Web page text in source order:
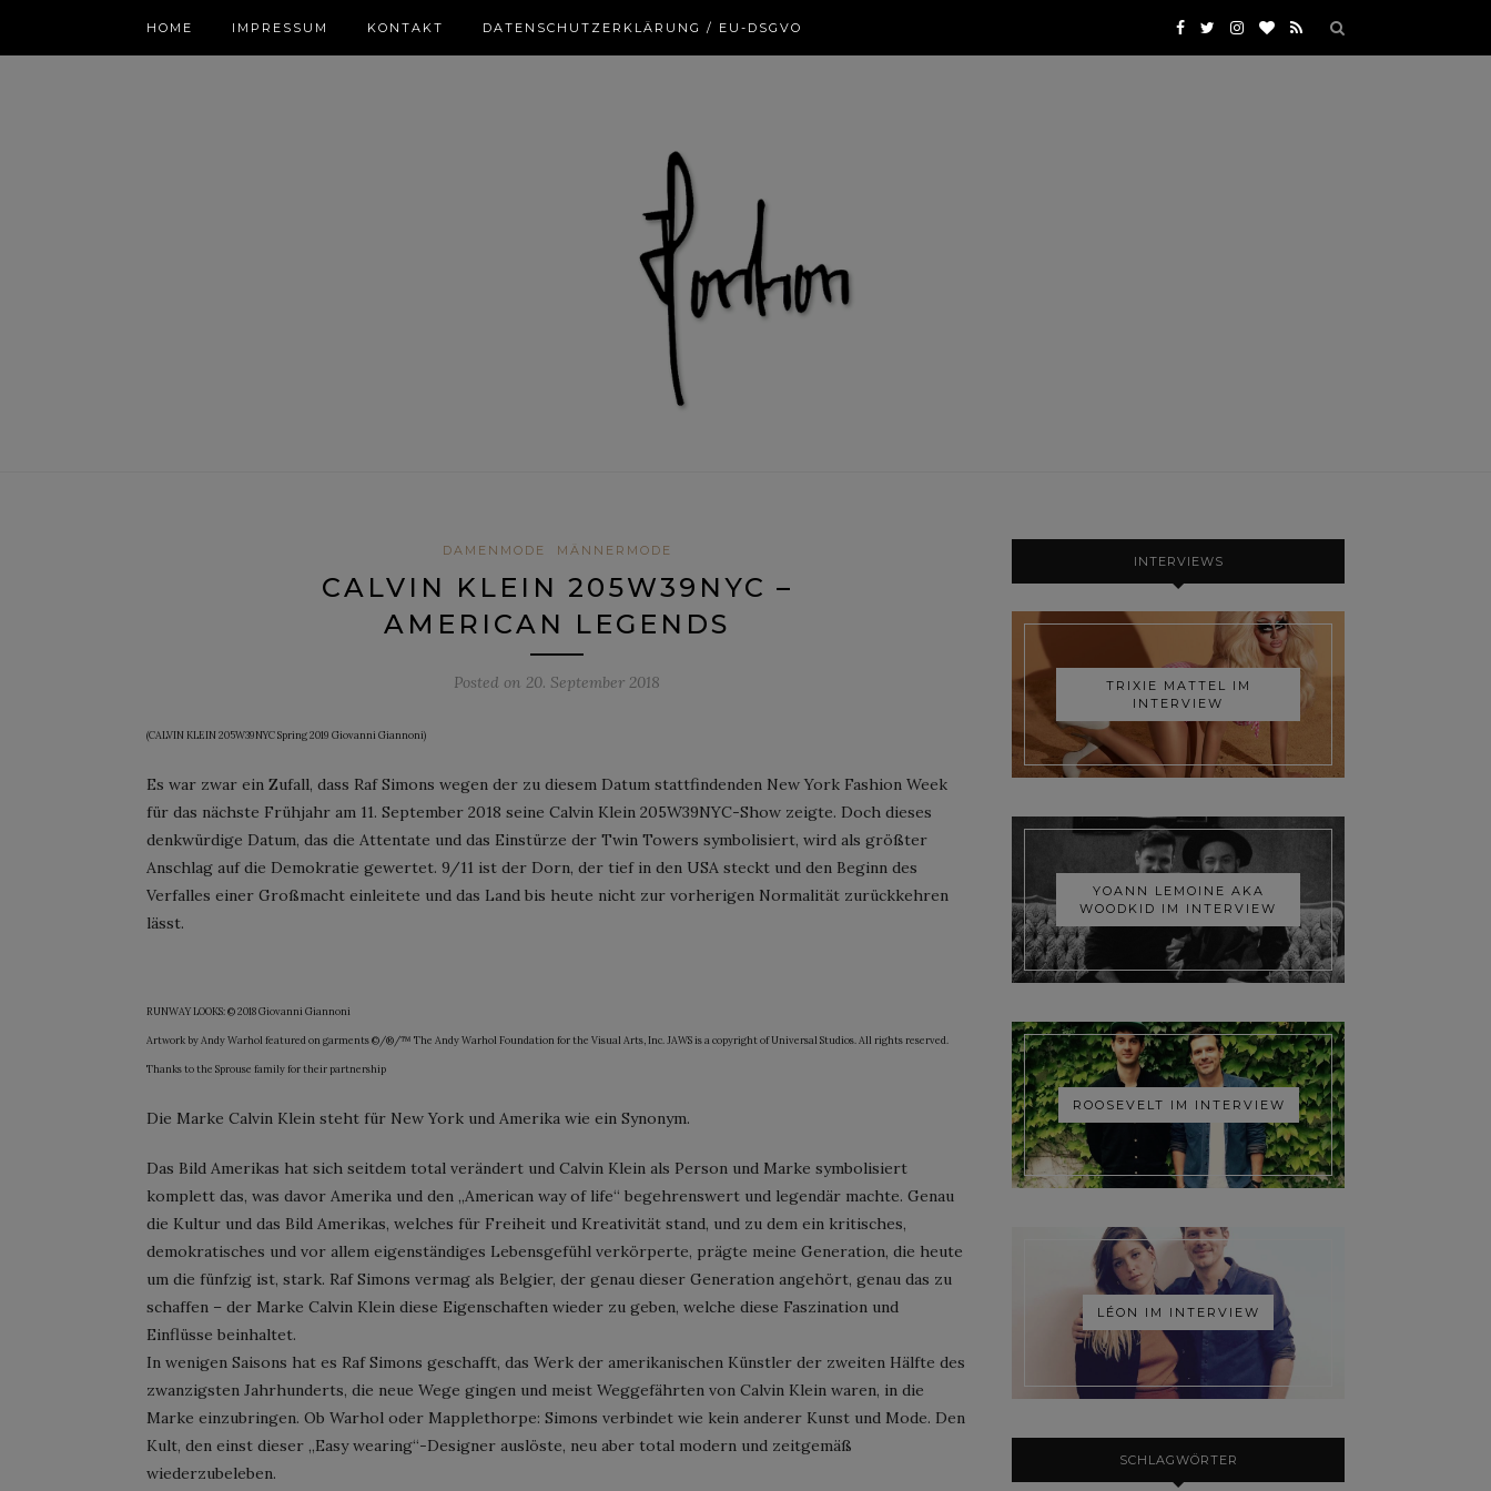
HOME IMPRESSUM KONTAKT DATENSCHUTZERKLÄRUNG / EU-DSGVO
DAMENMODE MÄNNERMODE
CALVIN KLEIN 205W39NYC –
AMERICAN LEGENDS
Posted on 20. September 2018
(CALVIN KLEIN 205W39NYC Spring 2019 Giovanni Giannoni)
Es war zwar ein Zufall, dass Raf Simons wegen der zu diesem Datum stattfindenden New York Fashion Week
für das nächste Frühjahr am 11. September 2018 seine Calvin Klein 205W39NYC-Show zeigte. Doch dieses
denkwürdige Datum, das die Attentate und das Einstürze der Twin Towers symbolisiert, wird als größter
Anschlag auf die Demokratie gewertet. 9/11 ist der Dorn, der tief in den USA steckt und den Beginn des
Verfalles einer Großmacht einleitete und das Land bis heute nicht zur vorherigen Normalität zurückkehren
lässt.
RUNWAY LOOKS: © 2018 Giovanni Giannoni
Artwork by Andy Warhol featured on garments ©/®/™ The Andy Warhol Foundation for the Visual Arts, Inc. JAWS is a copyright of Universal Studios. All rights reserved.
Thanks to the Sprouse family for their partnership
Die Marke Calvin Klein steht für New York und Amerika wie ein Synonym.
Das Bild Amerikas hat sich seitdem total verändert und Calvin Klein als Person und Marke symbolisiert
komplett das, was davor Amerika und den „American way of life“ begehrenswert und legendär machte. Genau
die Kultur und das Bild Amerikas, welches für Freiheit und Kreativität stand, und zu dem ein kritisches,
demokratisches und vor allem eigenständiges Lebensgefühl verkörperte, prägte meine Generation, die heute
um die fünfzig ist, stark. Raf Simons vermag als Belgier, der genau dieser Generation angehört, genau das zu
schaffen – der Marke Calvin Klein diese Eigenschaften wieder zu geben, welche diese Faszination und
Einflüsse beinhaltet.
In wenigen Saisons hat es Raf Simons geschafft, das Werk der amerikanischen Künstler der zweiten Hälfte des
zwanzigsten Jahrhunderts, die neue Wege gingen und meist Weggefährten von Calvin Klein waren, in die
Marke einzubringen. Ob Warhol oder Mapplethorpe: Simons verbindet wie kein anderer Kunst und Mode. Den
Kult, den einst dieser „Easy wearing“-Designer auslöste, neu aber total modern und zeitgemäß
wiederzubeleben.
INTERVIEWS
TRIXIE MATTEL IM
INTERVIEW
YOANN LEMOINE AKA
WOODKID IM INTERVIEW
ROOSEVELT IM INTERVIEW
LÉON IM INTERVIEW
SCHLAGWÖRTER